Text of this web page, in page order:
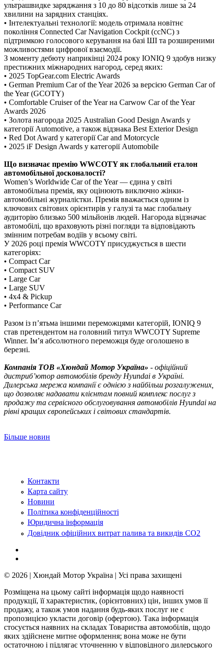
ультрашвидке заряджання з 10 до 80 відсотків лише за 24
хвилини на зарядних станціях.
• Інтелектуальні технології: модель отримала новітнє
покоління Connected Car Navigation Cockpit (ccNC) з
підтримкою голосового керування на базі ШІ та розширеними
можливостями цифрової взаємодії.
З моменту дебюту наприкінці 2024 року IONIQ 9 здобув низку
престижних міжнародних нагород, серед яких:
• 2025 TopGear.com Electric Awards
• German Premium Car of the Year 2026 за версією German Car of
the Year (GCOTY)
• Comfortable Cruiser of the Year на Carwow Car of the Year
Awards 2026
• Золота нагорода 2025 Australian Good Design Awards у
категорії Automotive, а також відзнака Best Exterior Design
• Red Dot Award у категорії Car and Motorcycle
• 2025 iF Design Awards у категорії Automobile
Що визначає премію WWCOTY як глобальний еталон
автомобільної досконалості?
Women’s Worldwide Car of the Year — єдина у світі
автомобільна премія, яку оцінюють виключно жінки-
автомобільні журналістки. Премія вважається одним із
ключових світових орієнтирів у галузі та має глобальну
аудиторію близько 500 мільйонів людей. Нагорода відзначає
автомобілі, що враховують різні погляди та відповідають
змінним потребам водіїв у всьому світі.
У 2026 році премія WWCOTY присуджується в шести
категоріях:
• Compact Car
• Compact SUV
• Large Car
• Large SUV
• 4x4 & Pickup
• Performance Car
Разом із п’ятьма іншими переможцями категорій, IONIQ 9
став претендентом на головний титул WWCOTY Supreme
Winner. Ім’я абсолютного переможця буде оголошено в
березні.
Компанія ТOВ «Хюндай Мотор Україна» - офіційний
дистриб’ютор автомобілів бренду Hyundai в Україні.
Дилерська мережа компанії є однією з найбільш розгалужених,
що дозволяє надавати клієнтам повний комплекс послуг з
продажу та сервісного обслуговування автомобілів Hyundai на
рівні кращих європейських і світових стандартів.
Більше новин
Контакти
Карта сайту
Новини
Політика конфіденційності
Юридична інформація
Довідник офіційних витрат палива та викидів СО2
© 2026 | Хюндай Мотор Україна | Усі права захищені
Розміщена на цьому сайті інформація щодо наявності
продукції, її характеристик, (орієнтовних) цін, інших умов її
продажу, а також умов надання будь-яких послуг не є
пропозицією укласти договір (офертою). Така інформація
стосується наявних на складах Товариства автомобілів, щодо
яких здійснене митне оформлення; вона може не бути
остаточною і підлягає уточненню у відповідного дилерського